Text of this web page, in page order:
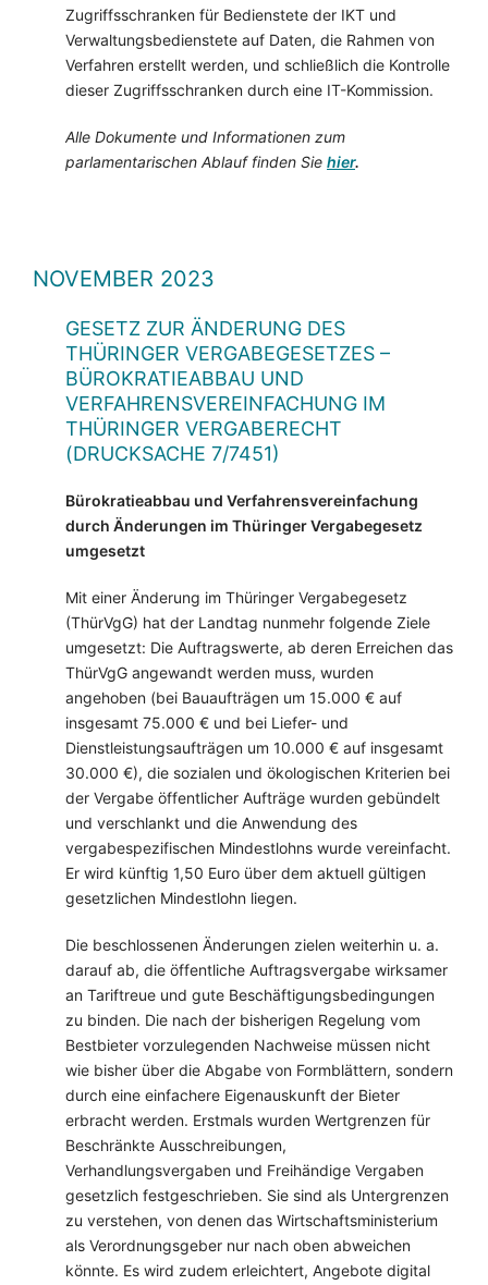
Zugriffsschranken für Bedienstete der IKT und
Verwaltungsbedienstete auf Daten, die Rahmen von
Verfahren erstellt werden, und schließlich die Kontrolle
dieser Zugriffsschranken durch eine IT-Kommission.
Alle Dokumente und Informationen zum
parlamentarischen Ablauf finden Sie hier.
NOVEMBER 2023
GESETZ ZUR ÄNDERUNG DES
THÜRINGER VERGABEGESETZES –
BÜROKRATIEABBAU UND
VERFAHRENSVEREINFACHUNG IM
THÜRINGER VERGABERECHT
(DRUCKSACHE 7/7451)
Bürokratieabbau und Verfahrensvereinfachung
durch Änderungen im Thüringer Vergabegesetz
umgesetzt
Mit einer Änderung im Thüringer Vergabegesetz
(ThürVgG) hat der Landtag nunmehr folgende Ziele
umgesetzt: Die Auftragswerte, ab deren Erreichen das
ThürVgG angewandt werden muss, wurden
angehoben (bei Bauaufträgen um 15.000 € auf
insgesamt 75.000 € und bei Liefer- und
Dienstleistungsaufträgen um 10.000 € auf insgesamt
30.000 €), die sozialen und ökologischen Kriterien bei
der Vergabe öffentlicher Aufträge wurden gebündelt
und verschlankt und die Anwendung des
vergabespezifischen Mindestlohns wurde vereinfacht.
Er wird künftig 1,50 Euro über dem aktuell gültigen
gesetzlichen Mindestlohn liegen.
Die beschlossenen Änderungen zielen weiterhin u. a.
darauf ab, die öffentliche Auftragsvergabe wirksamer
an Tariftreue und gute Beschäftigungsbedingungen
zu binden. Die nach der bisherigen Regelung vom
Bestbieter vorzulegenden Nachweise müssen nicht
wie bisher über die Abgabe von Formblättern, sondern
durch eine einfachere Eigenauskunft der Bieter
erbracht werden. Erstmals wurden Wertgrenzen für
Beschränkte Ausschreibungen,
Verhandlungsvergaben und Freihändige Vergaben
gesetzlich festgeschrieben. Sie sind als Untergrenzen
zu verstehen, von denen das Wirtschaftsministerium
als Verordnungsgeber nur nach oben abweichen
könnte. Es wird zudem erleichtert, Angebote digital